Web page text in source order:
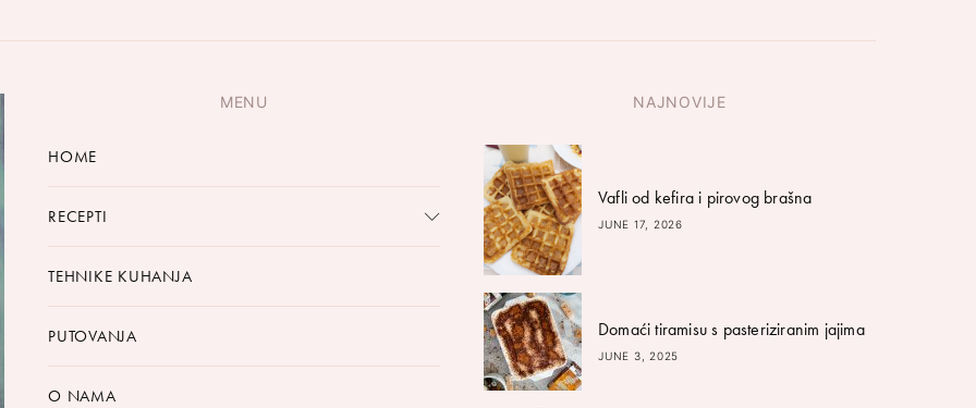
MENU
HOME
RECEPTI
TEHNIKE KUHANJA
PUTOVANJA
O NAMA
NAJNOVIJE
Vafli od kefira i pirovog brašna
JUNE 17, 2026
Domaći tiramisu s pasteriziranim jajima
JUNE 3, 2025